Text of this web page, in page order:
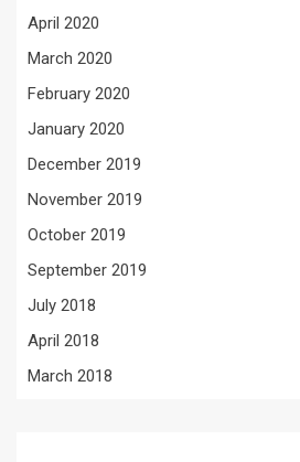
April 2020
March 2020
February 2020
January 2020
December 2019
November 2019
October 2019
September 2019
July 2018
April 2018
March 2018